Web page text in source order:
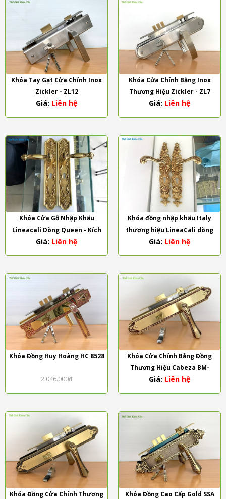
Khóa Tay Gạt Cửa Chính Inox
Zickler - ZL12
Giá: Liên hệ
Khóa Cửa Chính Bằng Inox
Thương Hiệu Zickler - ZL7
Giá: Liên hệ
Khóa Cửa Gỗ Nhập Khẩu
Lineacali Dòng Queen - Kích
Thước Lớn
Giá: Liên hệ
Khóa đồng nhập khẩu Italy
thương hiệu LineaCali dòng
Barocco
Giá: Liên hệ
Khóa Đồng Huy Hoàng HC 8528
2.046.000₫
Khóa Cửa Chính Bằng Đồng
Thương Hiệu Cabeza BM-
186186-RG
Giá: Liên hệ
Khóa Đồng Cửa Chính Thương
Khóa Đồng Cao Cấp Gold SSA